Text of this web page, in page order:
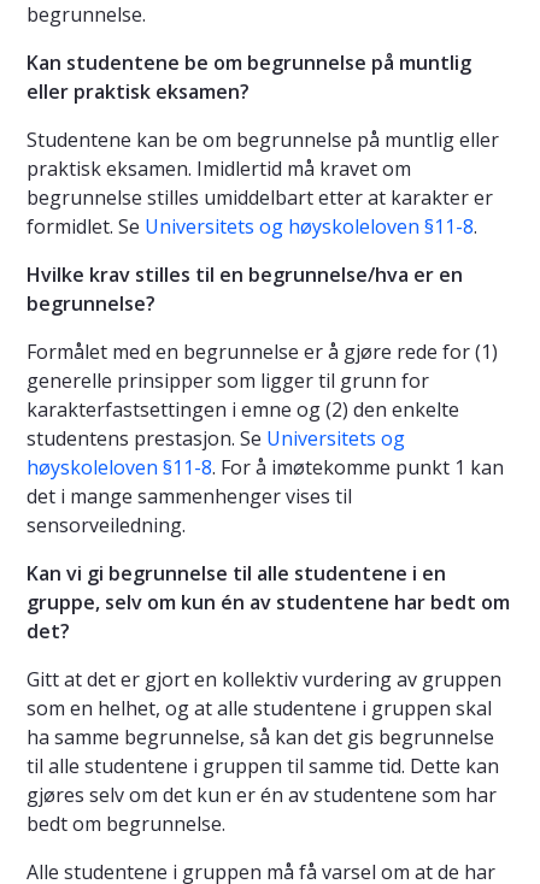
begrunnelse.
Kan studentene be om begrunnelse på muntlig
eller praktisk eksamen?
Studentene kan be om begrunnelse på muntlig eller
praktisk eksamen. Imidlertid må kravet om
begrunnelse stilles umiddelbart etter at karakter er
formidlet. Se Universitets og høyskoleloven §11-8.
Hvilke krav stilles til en begrunnelse/hva er en
begrunnelse?
Formålet med en begrunnelse er å gjøre rede for (1)
generelle prinsipper som ligger til grunn for
karakterfastsettingen i emne og (2) den enkelte
studentens prestasjon. Se Universitets og
høyskoleloven §11-8. For å imøtekomme punkt 1 kan
det i mange sammenhenger vises til
sensorveiledning.
Kan vi gi begrunnelse til alle studentene i en
gruppe, selv om kun én av studentene har bedt om
det?
Gitt at det er gjort en kollektiv vurdering av gruppen
som en helhet, og at alle studentene i gruppen skal
ha samme begrunnelse, så kan det gis begrunnelse
til alle studentene i gruppen til samme tid. Dette kan
gjøres selv om det kun er én av studentene som har
bedt om begrunnelse.
Alle studentene i gruppen må få varsel om at de har